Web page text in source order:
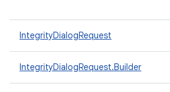
IntegrityDialogRequest
IntegrityDialogRequest.Builder